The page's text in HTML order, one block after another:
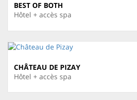
BEST OF BOTH
Hôtel + accès spa
CHÂTEAU DE PIZAY
Hôtel + accès spa